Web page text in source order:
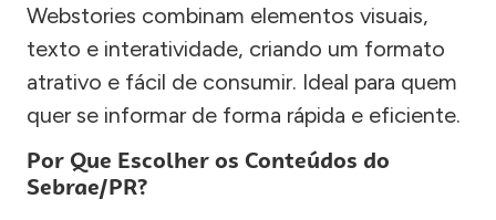
Webstories combinam elementos visuais,
texto e interatividade, criando um formato
atrativo e fácil de consumir. Ideal para quem
quer se informar de forma rápida e eficiente.
Por Que Escolher os Conteúdos do
Sebrae/PR?